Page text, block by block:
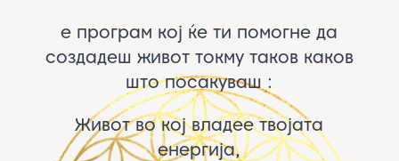
е програм кој ќе ти помогне да
создадеш живот токму таков каков
што посакуваш :
Живот во кој владее твојата
енергија,